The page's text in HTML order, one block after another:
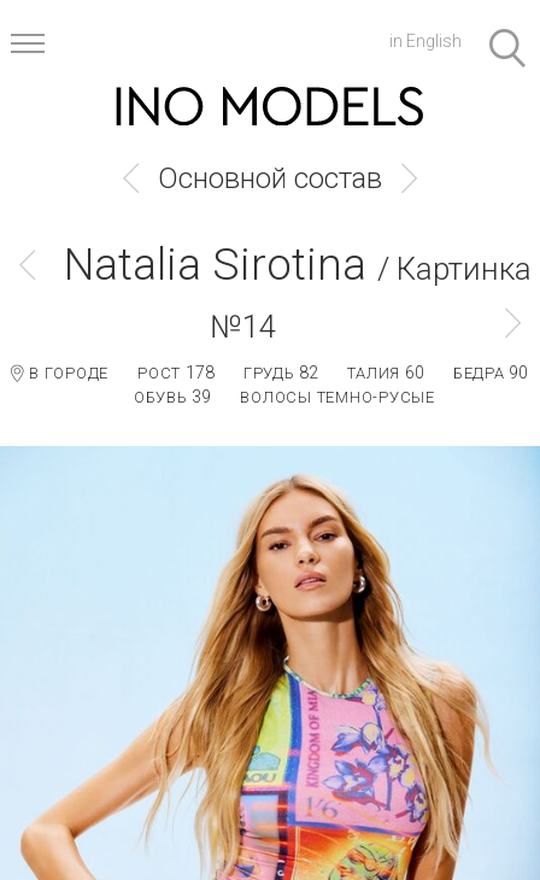
in English
Основной состав
Natalia Sirotina / Картинка
№14
В ГОРОДЕ РОСТ 178 ГРУДЬ 82 ТАЛИЯ 60 БЕДРА 90
ОБУВЬ 39 ВОЛОСЫ ТЕМНО-РУСЫЕ